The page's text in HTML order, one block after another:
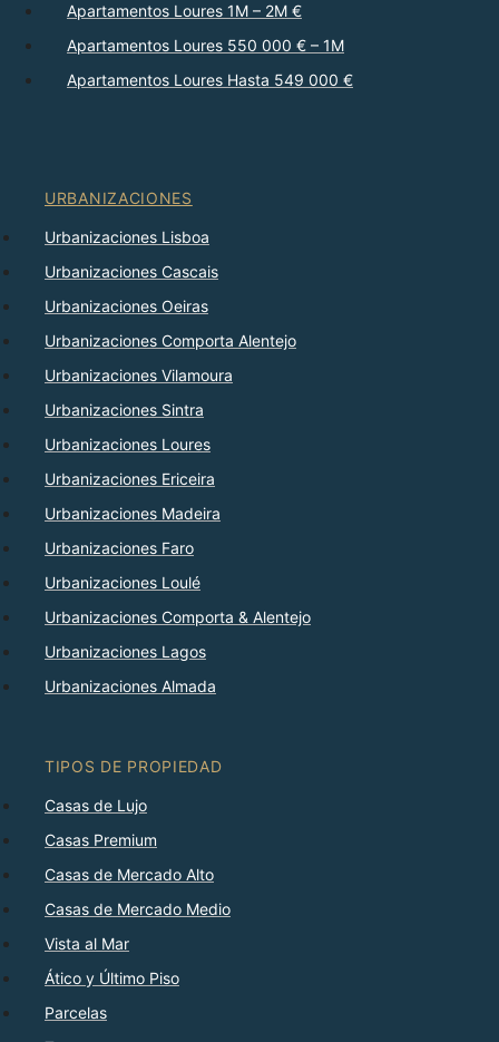
Apartamentos Loures 1M – 2M €
Apartamentos Loures 550 000 € – 1M
Apartamentos Loures Hasta 549 000 €
URBANIZACIONES
Urbanizaciones Lisboa
Urbanizaciones Cascais
Urbanizaciones Oeiras
Urbanizaciones Comporta Alentejo
Urbanizaciones Vilamoura
Urbanizaciones Sintra
Urbanizaciones Loures
Urbanizaciones Ericeira
Urbanizaciones Madeira
Urbanizaciones Faro
Urbanizaciones Loulé
Urbanizaciones Comporta & Alentejo
Urbanizaciones Lagos
Urbanizaciones Almada
TIPOS DE PROPIEDAD
Casas de Lujo
Casas Premium
Casas de Mercado Alto
Casas de Mercado Medio
Vista al Mar
Ático y Último Piso
Parcelas